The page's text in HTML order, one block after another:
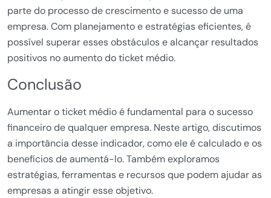
parte do processo de crescimento e sucesso de uma
empresa. Com planejamento e estratégias eficientes, é
possível superar esses obstáculos e alcançar resultados
positivos no aumento do ticket médio.
Conclusão
Aumentar o ticket médio é fundamental para o sucesso
financeiro de qualquer empresa. Neste artigo, discutimos
a importância desse indicador, como ele é calculado e os
benefícios de aumentá-lo. Também exploramos
estratégias, ferramentas e recursos que podem ajudar as
empresas a atingir esse objetivo.